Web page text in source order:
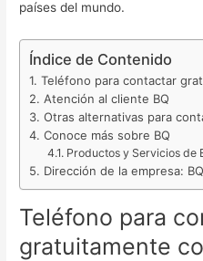
países del mundo.
Índice de Contenido
Teléfono para contactar
Atención al cliente BQ
Otras alternativas para
Conoce más sobre BQ
Productos y Servicios de
Dirección de la empresa: BQ
Teléfono para
gratuitamente